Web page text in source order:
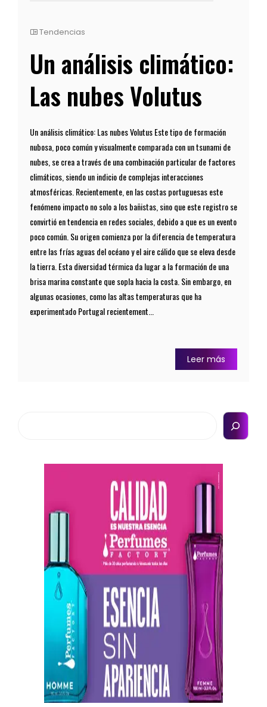
Tendencias
Un análisis climático:
Las nubes Volutus
Un análisis climático: Las nubes Volutus Este tipo de formación
nubosa, poco común y visualmente comparada con un tsunami de
nubes, se crea a través de una combinación particular de factores
climáticos, siendo un indicio de complejas interacciones
atmosféricas. Recientemente, en las costas portuguesas este
fenómeno impacto no solo a los bañistas, sino que este registro se
convirtió en tendencia en redes sociales, debido a que es un evento
poco común. Su origen comienza por la diferencia de temperatura
entre las frías aguas del océano y el aire cálido que se eleva desde
la tierra. Esta diversidad térmica da lugar a la formación de una
brisa marina constante que sopla hacia la costa. Sin embargo, en
algunas ocasiones, como las altas temperaturas que ha
experimentado Portugal recientement...
Leer más